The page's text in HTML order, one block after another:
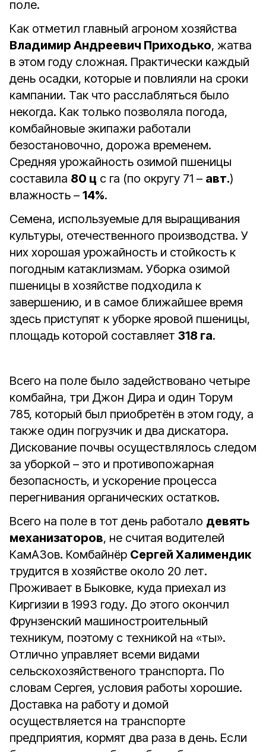
поле.
Как отметил главный агроном хозяйства
Владимир Андреевич Приходько, жатва
в этом году сложная. Практически каждый
день осадки, которые и повлияли на сроки
кампании. Так что расслабляться было
некогда. Как только позволяла погода,
комбайновые экипажи работали
безостановочно, дорожа временем.
Средняя урожайность озимой пшеницы
составила 80 ц с га (по округу 71 – авт.)
влажность – 14%.
Семена, используемые для выращивания
культуры, отечественного производства. У
них хорошая урожайность и стойкость к
погодным катаклизмам. Уборка озимой
пшеницы в хозяйстве подходила к
завершению, и в самое ближайшее время
здесь приступят к уборке яровой пшеницы,
площадь которой составляет 318 га.
Всего на поле было задействовано четыре
комбайна, три Джон Дира и один Торум
785, который был приобретён в этом году, а
также один погрузчик и два дискатора.
Дискование почвы осуществлялось следом
за уборкой – это и противопожарная
безопасность, и ускорение процесса
перегнивания органических остатков.
Всего на поле в тот день работало девять
механизаторов, не считая водителей
КамАЗов. Комбайнёр Сергей Халимендик
трудится в хозяйстве около 20 лет.
Проживает в Быковке, куда приехал из
Киргизии в 1993 году. До этого окончил
Фрунзенский машиностроительный
техникум, поэтому с техникой на «ты».
Отлично управляет всеми видами
сельскохозяйственого транспорта. По
словам Сергея, условия работы хорошие.
Доставка на работу и домой
осуществляется на транспорте
предприятия, кормят два раза в день. Если